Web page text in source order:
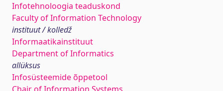
Infotehnoloogia teaduskond
Faculty of Information Technology
instituut / kolledž
Informaatikainstituut
Department of Informatics
allüksus
Infosüsteemide õppetool